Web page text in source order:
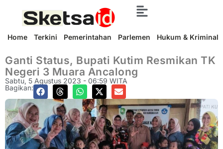
Home Terkini Pemerintahan Parlemen Hukum & Kriminal
Ganti Status, Bupati Kutim Resmikan TK
Negeri 3 Muara Ancalong
Sabtu, 5 Agustus 2023 - 06:59 WITA
Bagikan: